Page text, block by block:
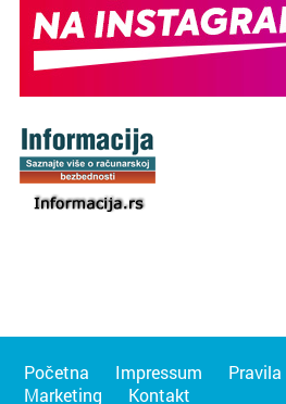
Početna Impressum
Marketing
Kontakt